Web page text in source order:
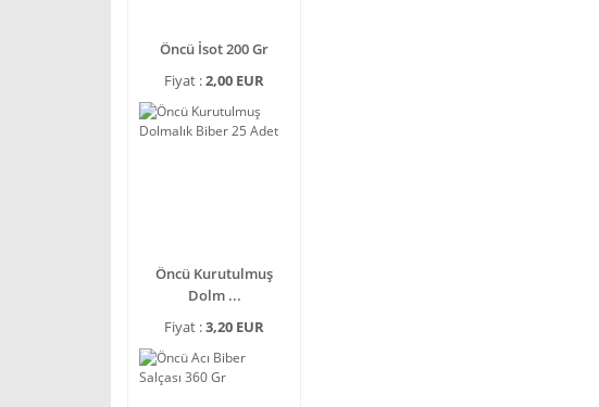
Öncü İsot 200 Gr
Fiyat :2,00 EUR
Öncü Kurutulmuş
Dolm ...
Fiyat :3,20 EUR